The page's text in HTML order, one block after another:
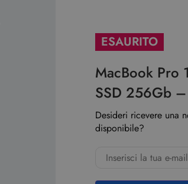
ESAURITO
MacBook Pro
SSD 256Gb
Desideri ricevere una
disponibile?